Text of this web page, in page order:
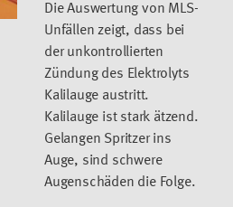
Die Auswertung von MLS-
Unfällen zeigt, dass bei
der unkontrollierten
Zündung des Elektrolyts
Kalilauge austritt.
Kalilauge ist stark ätzend.
Gelangen Spritzer ins
Auge, sind schwere
Augenschäden die Folge.